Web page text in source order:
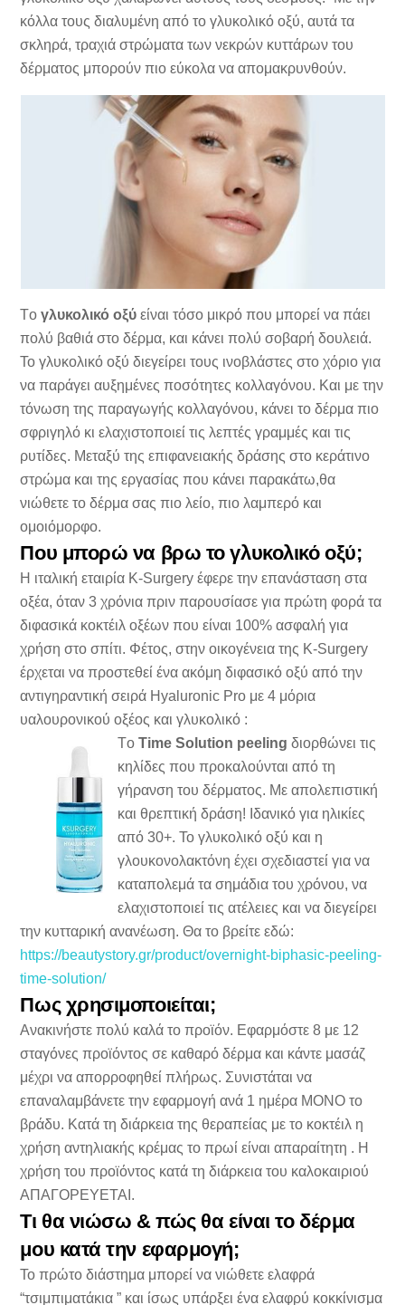
κόλλα τους διαλυμένη από το γλυκολικό οξύ, αυτά τα
σκληρά, τραχιά στρώματα των νεκρών κυττάρων του
δέρματος μπορούν πιο εύκολα να απομακρυνθούν.
Tογλυκολικό οξύ είναι τόσο μικρό που μπορεί να πάει
πολύ βαθιά στο δέρμα, και κάνει πολύ σοβαρή δουλειά.
Το γλυκολικό οξύ διεγείρει τους ινοβλάστες στο χόριο για
να παράγει αυξημένες ποσότητες κολλαγόνου. Και με την
τόνωση της παραγωγής κολλαγόνου, κάνει το δέρμα πιο
σφριγηλό κι ελαχιστοποιεί τις λεπτές γραμμές και τις
ρυτίδες. Μεταξύ της επιφανειακής δράσης στο κεράτινο
στρώμα και της εργασίας που κάνει παρακάτω,θα
νιώθετε το δέρμα σας πιο λείο, πιο λαμπερό και
ομοιόμορφο.
Που μπορώ να βρω το γλυκολικό οξύ;
Η ιταλική εταιρία K-Surgery έφερε την επανάσταση στα
οξέα, όταν 3 χρόνια πριν παρουσίασε για πρώτη φορά τα
διφασικά κοκτέιλ οξέων που είναι 100% ασφαλή για
χρήση στο σπίτι. Φέτος, στην οικογένεια της K-Surgery
έρχεται να προστεθεί ένα ακόμη διφασικό οξύ από την
αντιγηραντική σειρά Hyaluronic Pro με 4 μόρια
υαλουρονικού οξέος και γλυκολικό :
TοTime Solution peeling διορθώνει τις
κηλίδες που προκαλούνται από τη
γήρανση του δέρματος. Με απολεπιστική
και θρεπτική δράση! Ιδανικό για ηλικίες
από 30+. Το γλυκολικό οξύ και η
γλουκονολακτόνη έχει σχεδιαστεί για να
καταπολεμά τα σημάδια του χρόνου, να
ελαχιστοποιεί τις ατέλειες και να διεγείρει
την κυτταρική ανανέωση. Θα το βρείτε εδώ:
https://beautystory.gr/product/overnight-biphasic-peeling-
time-solution/
Πως χρησιμοποιείται;
Ανακινήστε πολύ καλά το προϊόν. Εφαρμόστε 8 με 12
σταγόνες προϊόντος σε καθαρό δέρμα και κάντε μασάζ
μέχρι να απορροφηθεί πλήρως. Συνιστάται να
επαναλαμβάνετε την εφαρμογή ανά 1 ημέρα ΜΟΝΟ το
βράδυ. Κατά τη διάρκεια της θεραπείας με το κοκτέιλ η
χρήση αντηλιακής κρέμας το πρωί είναι απαραίτητη . Η
χρήση του προϊόντος κατά τη διάρκεια του καλοκαιριού
ΑΠΑΓΟΡΕΥΕΤΑΙ.
Τι θα νιώσω & πώς θα είναι το δέρμα
μου κατά την εφαρμογή;
Το πρώτο διάστημα μπορεί να νιώθετε ελαφρά
“τσιμπιματάκια ” και ίσως υπάρξει ένα ελαφρύ κοκκίνισμα